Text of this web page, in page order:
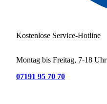
Kostenlose Service-Hotline
Montag bis Freitag, 7-18 Uhr
07191 95 70 70